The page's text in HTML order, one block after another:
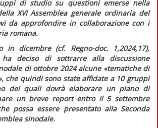
di studio su questioni emerse nella
XVI Assemblea generale ordinaria del
da approfondire in collaborazione con i
romana.
in dicembre (cf. Regno-doc.
1,2024,17),
ha deciso di sottrarre alla discussione
di ottobre 2024 alcune «tematiche di
che quindi sono state affidate a 10 gruppi
dei quali dovrà elaborare un piano di
un breve report entro il 5 settembre
possa essere presentato alla Seconda
sinodale.